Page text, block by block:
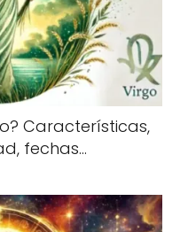
Características,
fechas...